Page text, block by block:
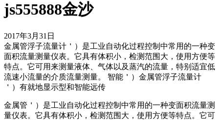
js555888金沙
2017年3月31日
金属管浮子流量计＇）是工业自动化过程控制中常用的一种变
面积流量测量仪表。它具有体积小，检测范围大，使用方便等
特点。它可用来测量液体、气体以及蒸汽的流量，特别适宜低
流速小流量的介质流量测量。 智能＇）金属管浮子流量计
＇）有就地显示型和智能远传
金属管＇）是工业自动化过程控制中常用的一种变面积流量测
量仪表。它具有体积小，检测范围大，使用方便等特点。它可